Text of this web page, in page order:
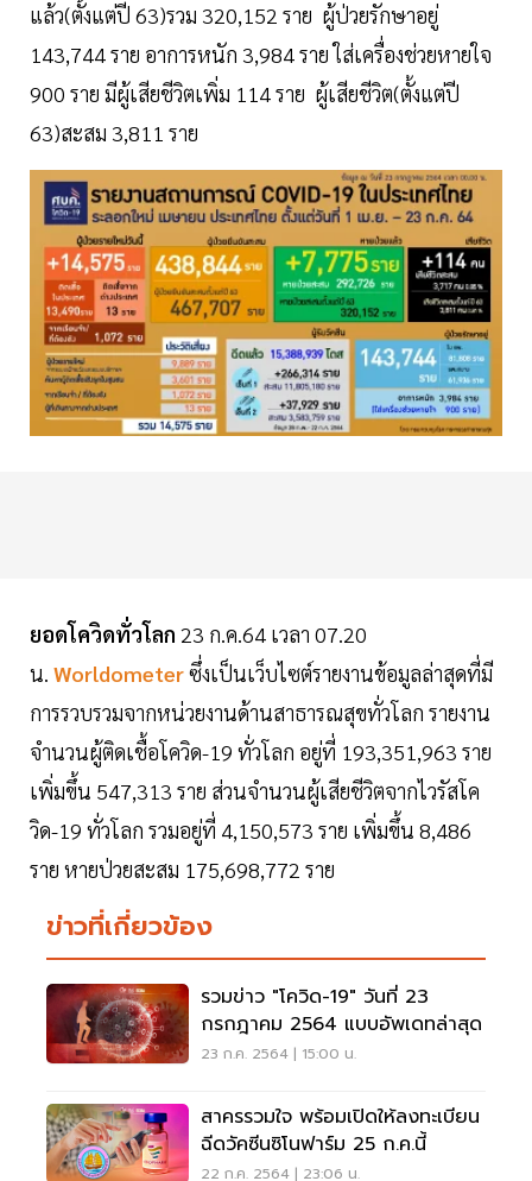
แล้ว(ตั้งแต่ปี 63)รวม 320,152 ราย ผู้ป่วยรักษาอยู่
143,744 ราย อาการหนัก 3,984 ราย ใส่เครื่องช่วยหายใจ
900 ราย มีผู้เสียชีวิตเพิ่ม 114 ราย ผู้เสียชีวิต(ตั้งแต่ปี
63)สะสม 3,811 ราย
ยอดโควิดทั่วโลก 23 ก.ค.64 เวลา 07.20
น. Worldometerซึ่งเป็นเว็บไซต์รายงานข้อมูลล่าสุดที่มี
การรวบรวมจากหน่วยงานด้านสาธารณสุขทั่วโลก รายงาน
จำนวนผู้ติดเชื้อโควิด-19 ทั่วโลก อยู่ที่ 193,351,963 ราย
เพิ่มขึ้น 547,313 ราย ส่วนจำนวนผู้เสียชีวิตจากไวรัสโค
วิด-19 ทั่วโลก รวมอยู่ที่ 4,150,573 ราย เพิ่มขึ้น 8,486
ราย หายป่วยสะสม 175,698,772 ราย
ข่าวที่เกี่ยวข้อง
รวมข่าว "โควิด-19" วันที่ 23
กรกฎาคม 2564 แบบอัพเดทล่าสุด
23 ก.ค. 2564 | 15:00 น.
สาครรวมใจ พร้อมเปิดให้ลงทะเบียน
ฉีดวัคซีนซิโนฟาร์ม 25 ก.ค.นี้
22 ก.ค. 2564 | 23:06 น.